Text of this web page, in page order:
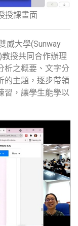
授課畫面
威大學(Sunway
授共同合作辦理
析之概要、文字分
的主題，逐步帶領
習，讓學生能學以